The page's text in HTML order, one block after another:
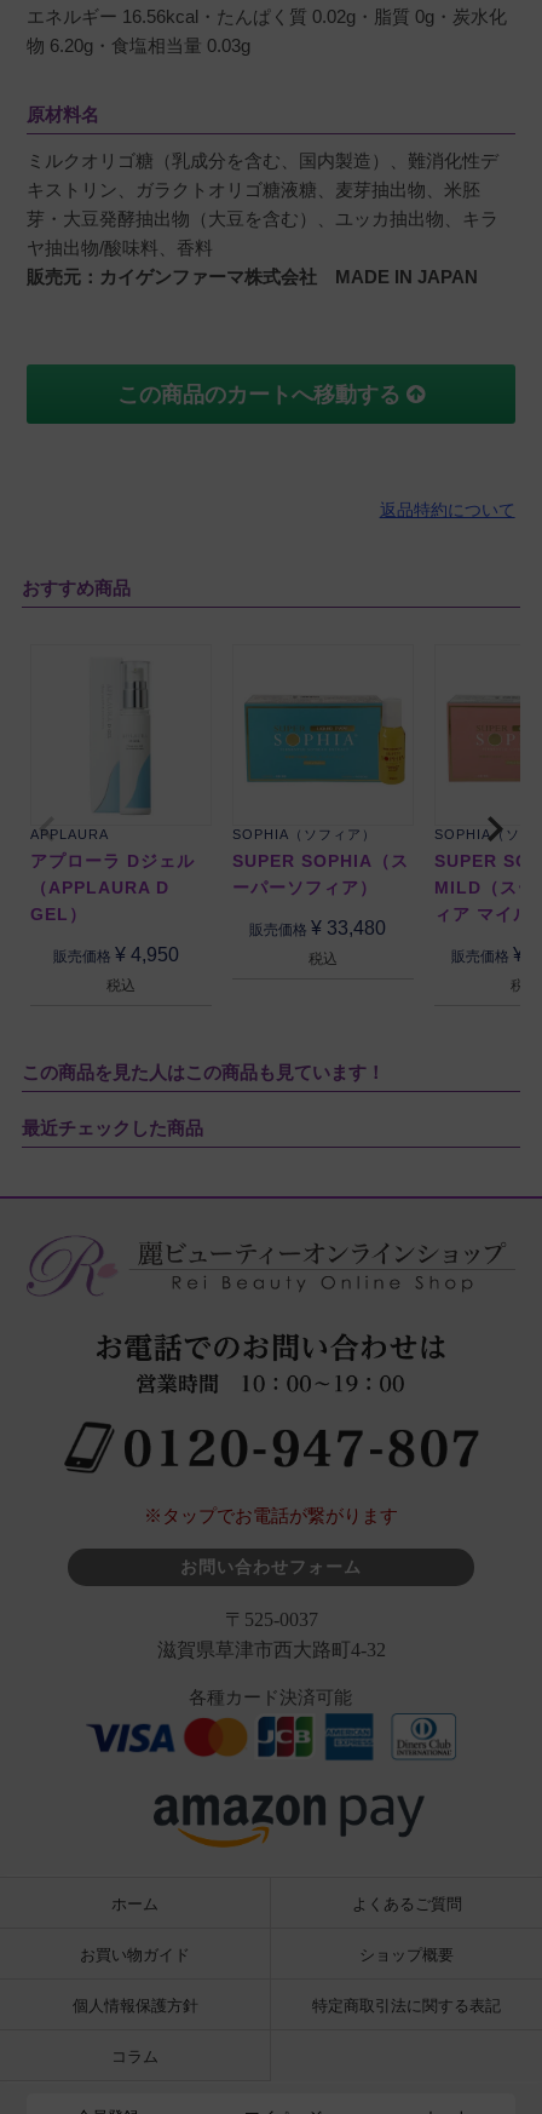
エネルギー 16.56kcal・たんぱく質 0.02g・脂質 0g・炭水化
物 6.20g・食塩相当量 0.03g
原材料名
ミルクオリゴ糖（乳成分を含む、国内製造）、難消化性デ
キストリン、ガラクトオリゴ糖液糖、麦芽抽出物、米胚
芽・大豆発酵抽出物（大豆を含む）、ユッカ抽出物、キラ
ヤ抽出物/酸味料、香料
販売元：カイゲンファーマ株式会社 MADE IN JAPAN
この商品のカートへ移動する
返品特約について
おすすめ商品
APPLAURA
アプローラ Dジェル
（APPLAURA D
GEL）
販売価格 ¥ 4,950
税込
SOPHIA（ソフィア）
SUPER SOPHIA（ス
ーパーソフィア）
販売価格 ¥ 33,480
税込
SOPHIA（ソフ
SUPER
MILD（スー
ィア マイル
販売価格 ¥
税込
この商品を見た人はこの商品も見ています！
最近チェックした商品
※タップでお電話が繋がります
お問い合わせフォーム
〒525-0037
滋賀県草津市西大路町4-32
各種カード決済可能
ホーム よくあるご質問
お買い物ガイド ショップ概要
個人情報保護方針 特定商取引法に関する表記
コラム